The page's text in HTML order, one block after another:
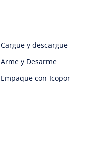
Cargue y descargue
Arme y Desarme
Empaque con Icopor